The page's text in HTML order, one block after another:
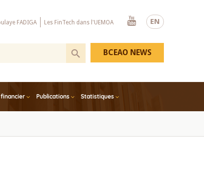
EN
FADIGA Les FinTech dans l'UEMOA
Youtube
Publications Statistiques
BCEAO NEWS